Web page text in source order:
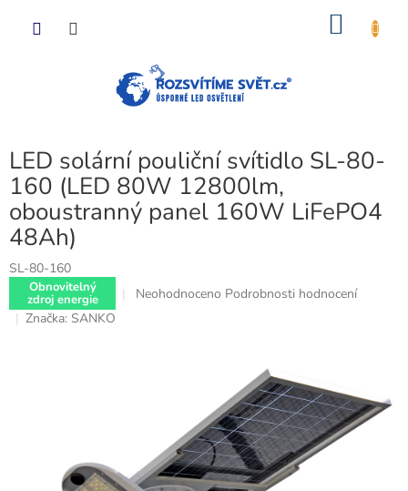
LED solární pouliční svítidlo SL-80-
160 (LED 80W 12800lm,
oboustranný panel 160W LiFePO4
48Ah)
SL-80-160
Obnovitelný
zdroj energie
Průměrné
Neohodnoceno Podrobnosti hodnocení
Značka: SANKO